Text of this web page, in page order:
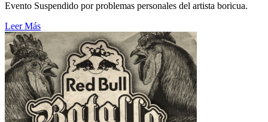
Evento Suspendido por problemas personales del artista boricua.
Leer Más